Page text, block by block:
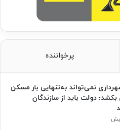
پرخواننده
نمی‌تواند به‌تنهایی بار مسکن
دولت باید از سازندگان